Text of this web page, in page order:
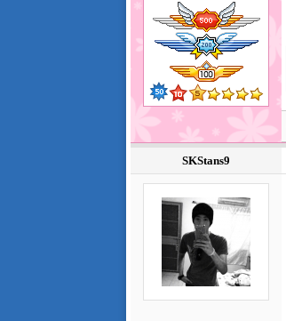
SKStans9